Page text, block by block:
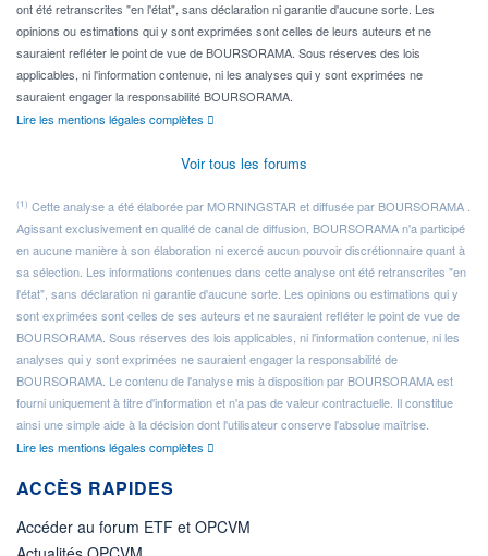
ont été retranscrites "en l'état", sans déclaration ni garantie d'aucune sorte. Les
opinions ou estimations qui y sont exprimées sont celles de leurs auteurs et ne
sauraient refléter le point de vue de BOURSORAMA. Sous réserves des lois
applicables, ni l'information contenue, ni les analyses qui y sont exprimées ne
sauraient engager la responsabilité BOURSORAMA.
Lire les mentions légales complètes
Voir tous les forums
(1) Cette analyse a été élaborée par MORNINGSTAR et diffusée par BOURSORAMA .
Agissant exclusivement en qualité de canal de diffusion, BOURSORAMA n'a participé
en aucune manière à son élaboration ni exercé aucun pouvoir discrétionnaire quant à
sa sélection. Les informations contenues dans cette analyse ont été retranscrites "en
l'état", sans déclaration ni garantie d'aucune sorte. Les opinions ou estimations qui y
sont exprimées sont celles de ses auteurs et ne sauraient refléter le point de vue de
BOURSORAMA. Sous réserves des lois applicables, ni l'information contenue, ni les
analyses qui y sont exprimées ne sauraient engager la responsabilité de
BOURSORAMA. Le contenu de l'analyse mis à disposition par BOURSORAMA est
fourni uniquement à titre d'information et n'a pas de valeur contractuelle. Il constitue
ainsi une simple aide à la décision dont l'utilisateur conserve l'absolue maîtrise.
Lire les mentions légales complètes
ACCÈS RAPIDES
Accéder au forum ETF et OPCVM